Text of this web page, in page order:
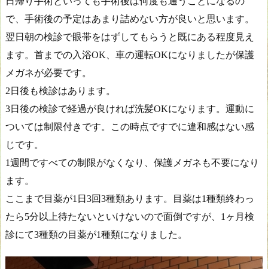
で、手術後の予定はあまり詰めない方が良いと思います。
翌日朝の検診で眼帯をはずしてもらうと既にある程度見え
ます。首までの入浴OK、車の運転OKになりましたが保護
メガネが必要です。
2日後も検診はあります。
3日後の検診で経過が良ければ洗髪OKになります。運動に
ついては制限付きです。この時点ですでに違和感はない感
じです。
1週間ですべての制限がなくなり、保護メガネも不要になり
ます。
ここまで目薬が1日3回3種類あります。目薬は1種類終わっ
たら5分以上待たないといけないので面倒ですが、1ヶ月検
診にて3種類の目薬が1種類になりました。